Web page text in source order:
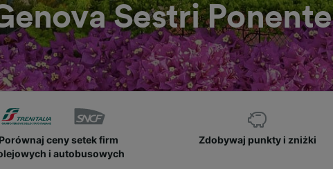
Sestri Ponente
Porównaj ceny setek firm
i autobusowych
Zdobywaj punkty i zniżki